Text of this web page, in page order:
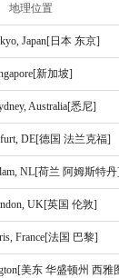
地理位置
Japan[日本 东京]
新加坡]
Australia[悉尼]
DE[德国 法兰克福]
NL[荷兰 阿姆斯特
UK[英国 伦敦]
France[法国 巴黎]
美东 华盛顿州 西雅